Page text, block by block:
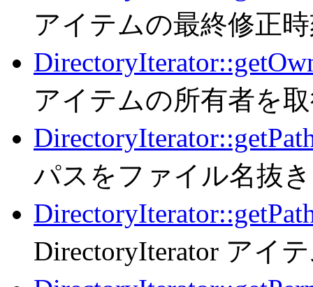
アイテムの最終修正
アイテムの所有者を
パスをファイル名抜
DirectoryIterator アイ